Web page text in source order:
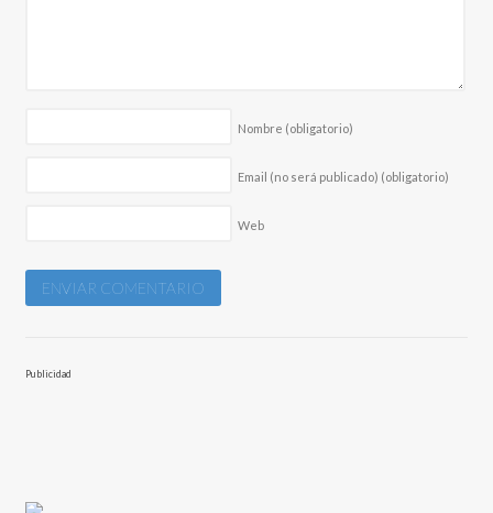
Nombre (obligatorio)
Email (no será publicado) (obligatorio)
Web
Publicidad